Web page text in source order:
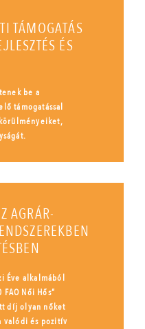
TÁMOGATÁS
ÉS
be a
támogatással
AGRÁR-
Éve alkalmából
Női Hős”
díj olyan nőket
valódi és pozitív